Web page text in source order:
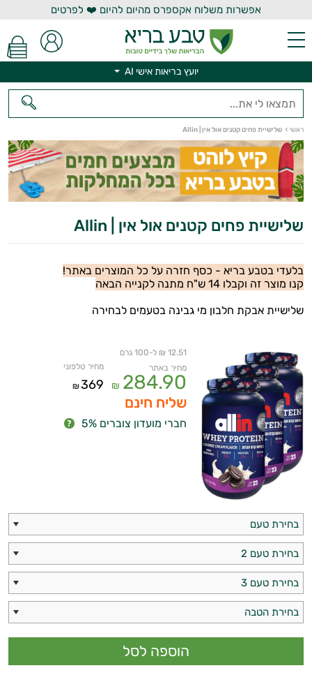
אפשרות משלוח אקספרס מהיום להיום ❤️ לפרטים
יועץ בריאות אישי AI
ראשי > שלישיית פחים קטנים אול אין | Allin
שלישיית פחים קטנים אול אין | Allin
בלעדי בטבע בריא - כסף חזרה על כל המוצרים באתר!
קנו מוצר זה וקבלו 14 ש"ח מתנה לקנייה הבאה
שלישיית אבקת חלבון מי גבינה בטעמים לבחירה
12.51 ₪ ל-100 גרם
מחיר באתר
284.90
₪
מחיר טלפוני
369
₪
שליח חינם
חברי מועדון צוברים 5%
בחירת טעם
בחירת טעם 2
בחירת טעם 3
בחירת הטבה